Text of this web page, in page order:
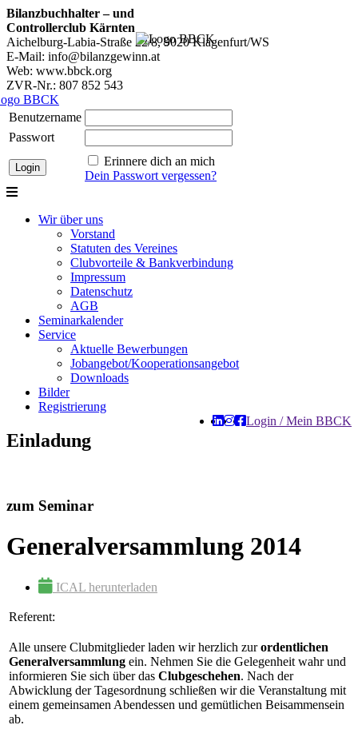
Bilanzbuchhalter – und
Controllerclub Kärnten
Aichelburg-Labia-Straße 22/8, 9020 Klagenfurt/WS
E-Mail: info@bilanzgewinn.at
Web: www.bbck.org
ZVR-Nr.: 807 852 543
Benutzername
Passwort
Erinnere dich an mich
Dein Passwort vergessen?
Wir über uns
Vorstand
Statuten des Vereines
Clubvorteile & Bankverbindung
Impressum
Datenschutz
AGB
Seminarkalender
Service
Aktuelle Bewerbungen
Jobangebot/Kooperationsangebot
Downloads
Bilder
Registrierung
Login / Mein BBCK
Einladung
zum Seminar
Generalversammlung 2014
ICAL herunterladen
Referent:
Alle unsere Clubmitglieder laden wir herzlich zurordentlichen
Generalversammlung ein. Nehmen Sie die Gelegenheit wahr und
informieren Sie sich über das Clubgeschehen. Nach der
Abwicklung der Tagesordnung schließen wir die Veranstaltung mit
einem gemeinsamen Abendessen und gemütlichen Beisammensein
ab.